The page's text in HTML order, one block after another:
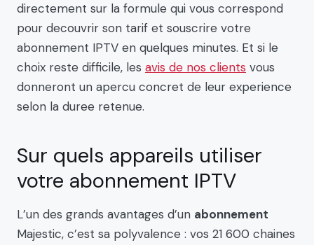
directement sur la formule qui vous correspond
pour decouvrir son tarif et souscrire votre
abonnement IPTV en quelques minutes. Et si le
choix reste difficile, les avis de nos clients vous
donneront un apercu concret de leur experience
selon la duree retenue.
Sur quels appareils utiliser
votre abonnement IPTV
L’un des grands avantages d’un abonnement
Majestic, c’est sa polyvalence : vos 21 600 chaines